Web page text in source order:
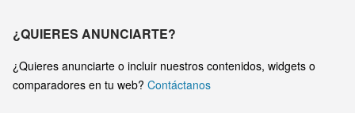
¿QUIERES ANUNCIARTE?
¿Quieres anunciarte o incluir nuestros contenidos, widgets o
comparadores en tu web? Contáctanos